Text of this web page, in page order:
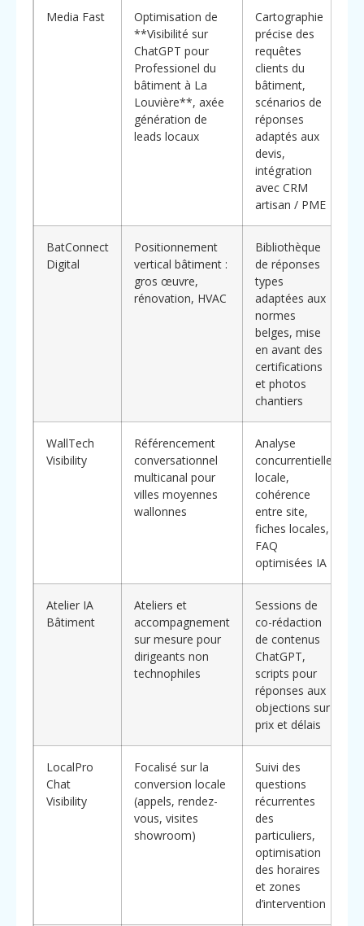
Media Fast
Optimisation de
**Visibilité sur
ChatGPT pour
Professionel du
bâtiment à La
Louvière**, axée
génération de
leads locaux
Cartographie
précise des
requêtes
clients du
bâtiment,
scénarios de
réponses
adaptés aux
devis,
intégration
avec CRM
artisan / PME
BatConnect
Digital
Positionnement
vertical bâtiment :
gros œuvre,
rénovation, HVAC
Bibliothèque
de réponses
types
adaptées aux
normes
belges, mise
en avant des
certifications
et photos
chantiers
WallTech
Visibility
Référencement
conversationnel
multicanal pour
villes moyennes
wallonnes
Analyse
concurrentielle
locale,
cohérence
entre site,
fiches locales,
FAQ
optimisées IA
Atelier IA
Bâtiment
Ateliers et
accompagnement
sur mesure pour
dirigeants non
technophiles
Sessions de
co-rédaction
de contenus
ChatGPT,
scripts pour
réponses aux
objections sur
prix et délais
LocalPro
Chat
Visibility
Focalisé sur la
conversion locale
(appels, rendez-
vous, visites
showroom)
Suivi des
questions
récurrentes
des
particuliers,
optimisation
des horaires
et zones
d’intervention